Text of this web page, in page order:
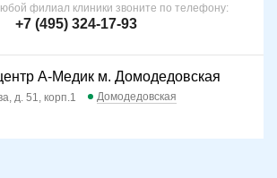
филиал клиники звоните по телефону:
+7 (495) 324-17-93
А-Медик м. Домодедовская
д. 51, корп.1
Домодедовская